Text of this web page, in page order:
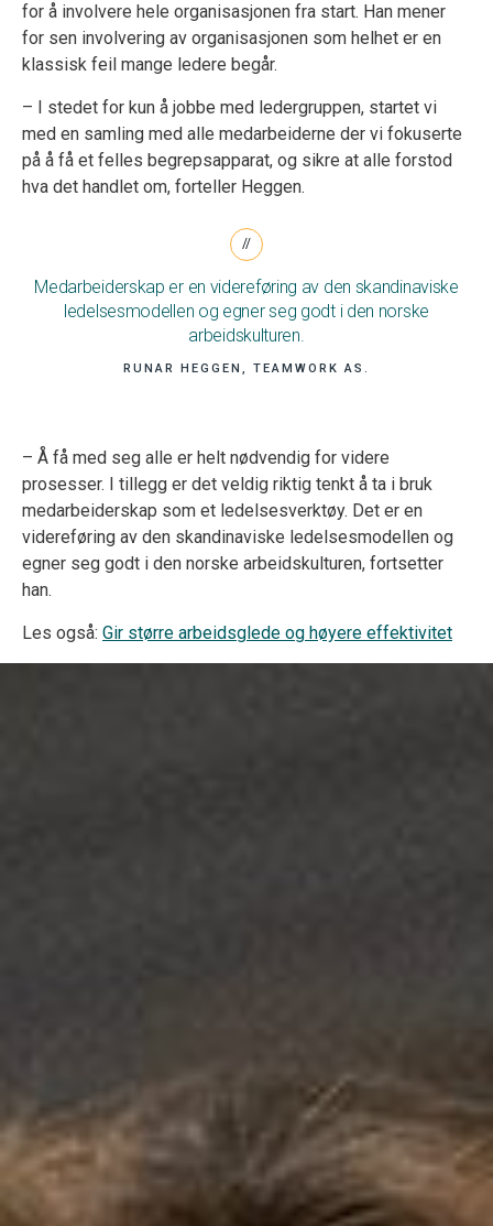
for å involvere hele organisasjonen fra start. Han mener
for sen involvering av organisasjonen som helhet er en
klassisk feil mange ledere begår.
– I stedet for kun å jobbe med ledergruppen, startet vi
med en samling med alle medarbeiderne der vi fokuserte
på å få et felles begrepsapparat, og sikre at alle forstod
hva det handlet om, forteller Heggen.
Medarbeiderskap er en videreføring av den skandinaviske
ledelsesmodellen og egner seg godt i den norske
arbeidskulturen.
RUNAR HEGGEN, TEAMWORK AS.
– Å få med seg alle er helt nødvendig for videre
prosesser. I tillegg er det veldig riktig tenkt å ta i bruk
medarbeiderskap som et ledelsesverktøy. Det er en
videreføring av den skandinaviske ledelsesmodellen og
egner seg godt i den norske arbeidskulturen, fortsetter
han.
Les også: Gir større arbeidsglede og høyere effektivitet